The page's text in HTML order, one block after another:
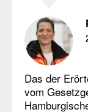
Das der
vom